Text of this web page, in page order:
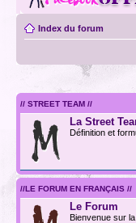
Index du forum
// STREET TEAM //
La Street
Définition et
//LE FORUM EN FRANÇAIS //
Le Forum
Bienvenue sur